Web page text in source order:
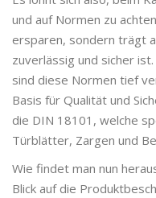
und auf Normen zu
ersparen, sondern trägt
zuverlässig und sicher
sind diese Normen tief
Basis für Qualität und
die DIN 18101, welche
Türblätter, Zargen und
Wie findet man nun
Blick auf die